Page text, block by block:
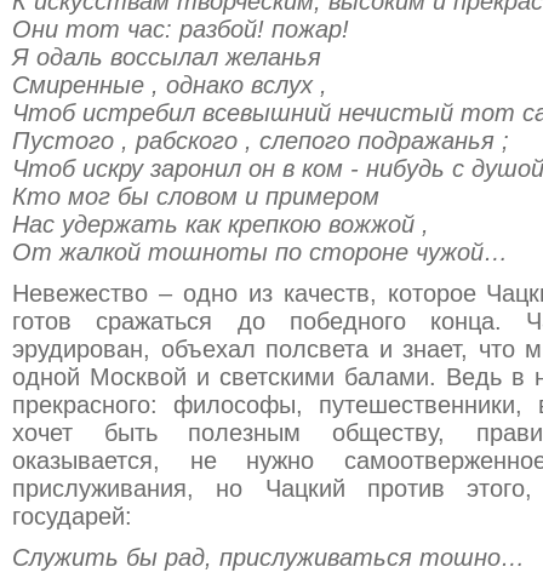
Они тот час: разбой! пожар!
Я одаль воссылал желанья
Смиренные , однако вслух ,
Чтоб истребил всевышний нечистый тот
Пустого , рабского , слепого подражанья ;
Чтоб искру заронил он в ком - нибудь с
Кто мог бы словом и примером
Нас удержать как крепкою вожжой ,
От жалкой тошноты по стороне чужой…
Невежество – одно из качеств, которое
готов сражаться до победного конца.
эрудирован, объехал полсвета и знает, что
одной Москвой и светскими балами. Ведь в
прекрасного: философы,
хочет быть полезным обществу,
оказывается, не нужно
прислуживания, но Чацкий против
государей:
Служить бы рад, прислуживаться тошно…